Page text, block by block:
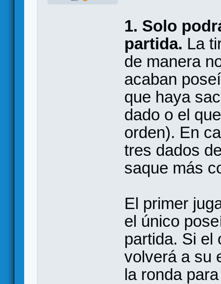
1. Solo
partida. La
de manera
acaban
que haya
dado o el
orden). En
tres dados
saque más
El primer
el único
partida. Si el
volverá a su
la ronda